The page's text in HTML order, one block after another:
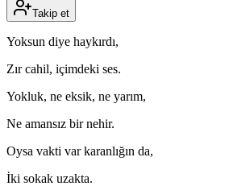
Takip et
Yoksun diye haykırdı,
Zır cahil, içimdeki ses.
Yokluk, ne eksik, ne yarım,
Ne amansız bir nehir.
Oysa vakti var karanlığın da,
İki sokak uzakta.